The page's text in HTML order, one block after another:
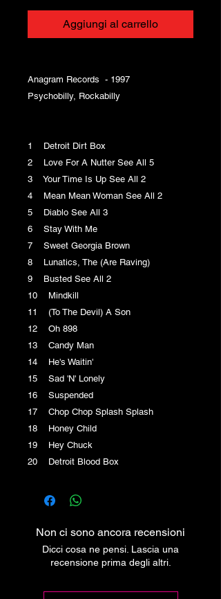
Aggiungi al carrello
Anagram Records - 1997
Psychobilly, Rockabilly
1 Detroit Dirt Box
2 Love For A Nutter See All 5
3 Your Time Is Up See All 2
4 Mean Mean Woman See All 2
5 Diablo See All 3
6 Stay With Me
7 Sweet Georgia Brown
8 Lunatics, The (Are Raving)
9 Busted See All 2
10 Mindkill
11 (To The Devil) A Son
12 Oh 898
13 Candy Man
14 He's Waitin'
15 Sad 'N' Lonely
16 Suspended
17 Chop Chop Splash Splash
18 Honey Child
19 Hey Chuck
20 Detroit Blood Box
Non ci sono ancora recensioni
Dicci cosa ne pensi. Lascia una
recensione prima degli altri.